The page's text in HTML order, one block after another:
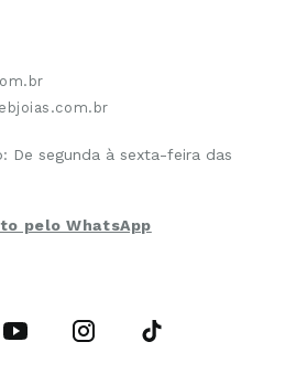
De segunda à sexta-feira das
pelo WhatsApp